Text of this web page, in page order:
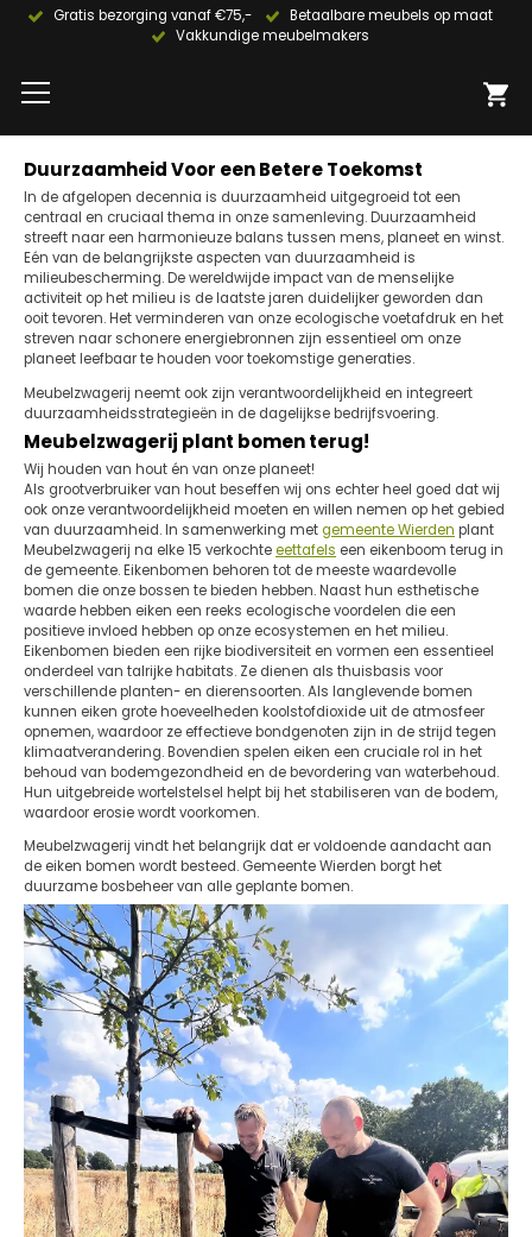
Gratis bezorging vanaf €75,-
Betaalbare meubels op maat
Vakkundige meubelmakers
Duurzaamheid Voor een Betere Toekomst
In de afgelopen decennia is duurzaamheid uitgegroeid tot een
centraal en cruciaal thema in onze samenleving. Duurzaamheid
streeft naar een harmonieuze balans tussen mens, planeet en winst.
Eén van de belangrijkste aspecten van duurzaamheid is
milieubescherming. De wereldwijde impact van de menselijke
activiteit op het milieu is de laatste jaren duidelijker geworden dan
ooit tevoren. Het verminderen van onze ecologische voetafdruk en het
streven naar schonere energiebronnen zijn essentieel om onze
planeet leefbaar te houden voor toekomstige generaties.
Meubelzwagerij neemt ook zijn verantwoordelijkheid en integreert
duurzaamheidsstrategieën in de dagelijkse bedrijfsvoering.
Meubelzwagerij plant bomen terug!
Wij houden van hout én van onze planeet!
Als grootverbruiker van hout beseffen wij ons echter heel goed dat wij
ook onze verantwoordelijkheid moeten en willen nemen op het gebied
van duurzaamheid. In samenwerking metgemeente Wierden plant
Meubelzwagerij na elke 15 verkochteeettafels een eikenboom terug in
de gemeente. Eikenbomen behoren tot de meeste waardevolle
bomen die onze bossen te bieden hebben. Naast hun esthetische
waarde hebben eiken een reeks ecologische voordelen die een
positieve invloed hebben op onze ecosystemen en het milieu.
Eikenbomen bieden een rijke biodiversiteit en vormen een essentieel
onderdeel van talrijke habitats. Ze dienen als thuisbasis voor
verschillende planten- en dierensoorten. Als langlevende bomen
kunnen eiken grote hoeveelheden koolstofdioxide uit de atmosfeer
opnemen, waardoor ze effectieve bondgenoten zijn in de strijd tegen
klimaatverandering. Bovendien spelen eiken een cruciale rol in het
behoud van bodemgezondheid en de bevordering van waterbehoud.
Hun uitgebreide wortelstelsel helpt bij het stabiliseren van de bodem,
waardoor erosie wordt voorkomen.
Meubelzwagerij vindt het belangrijk dat er voldoende aandacht aan
de eiken bomen wordt besteed. Gemeente Wierden borgt het
duurzame bosbeheer van alle geplante bomen.